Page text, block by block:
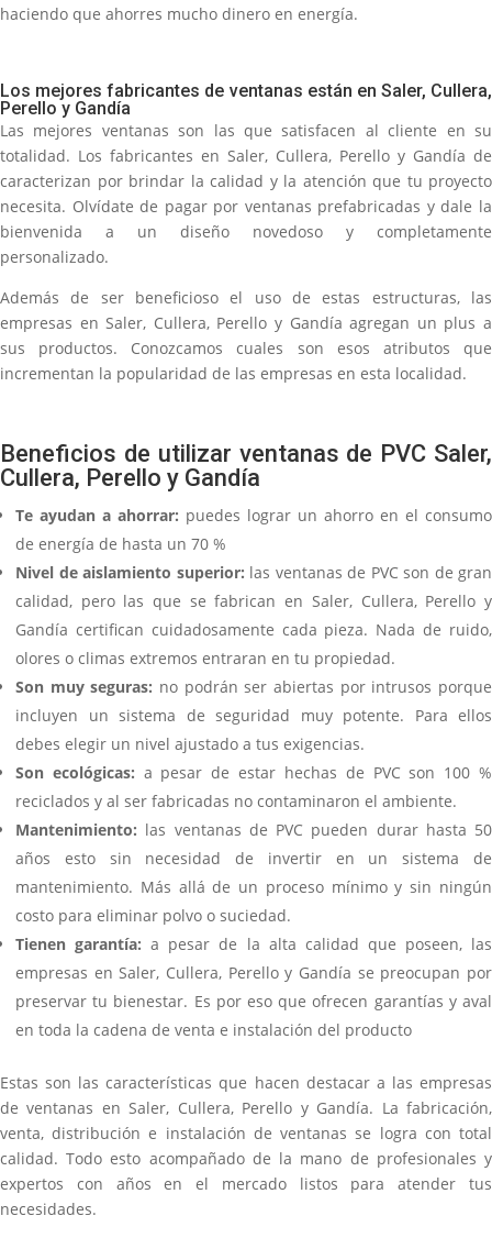
haciendo que ahorres mucho dinero en energía.
Los mejores fabricantes de ventanas están en Saler, Cullera,
Perello y Gandía
Las mejores ventanas son las que satisfacen al cliente en su
totalidad. Los fabricantes en Saler, Cullera, Perello y Gandía de
caracterizan por brindar la calidad y la atención que tu proyecto
necesita. Olvídate de pagar por ventanas prefabricadas y dale la
bienvenida a un diseño novedoso y completamente
personalizado.
Además de ser beneficioso el uso de estas estructuras, las
empresas en Saler, Cullera, Perello y Gandía agregan un plus a
sus productos. Conozcamos cuales son esos atributos que
incrementan la popularidad de las empresas en esta localidad.
Beneficios de utilizar ventanas de PVC Saler,
Cullera, Perello y Gandía
Te ayudan a ahorrar: puedes lograr un ahorro en el consumo
de energía de hasta un 70 %
Nivel de aislamiento superior: las ventanas de PVC son de gran
calidad, pero las que se fabrican en Saler, Cullera, Perello y
Gandía certifican cuidadosamente cada pieza. Nada de ruido,
olores o climas extremos entraran en tu propiedad.
Son muy seguras: no podrán ser abiertas por intrusos porque
incluyen un sistema de seguridad muy potente. Para ellos
debes elegir un nivel ajustado a tus exigencias.
Son ecológicas: a pesar de estar hechas de PVC son 100 %
reciclados y al ser fabricadas no contaminaron el ambiente.
Mantenimiento: las ventanas de PVC pueden durar hasta 50
años esto sin necesidad de invertir en un sistema de
mantenimiento. Más allá de un proceso mínimo y sin ningún
costo para eliminar polvo o suciedad.
Tienen garantía: a pesar de la alta calidad que poseen, las
empresas en Saler, Cullera, Perello y Gandía se preocupan por
preservar tu bienestar. Es por eso que ofrecen garantías y aval
en toda la cadena de venta e instalación del producto
Estas son las características que hacen destacar a las empresas
de ventanas en Saler, Cullera, Perello y Gandía. La fabricación,
venta, distribución e instalación de ventanas se logra con total
calidad. Todo esto acompañado de la mano de profesionales y
expertos con años en el mercado listos para atender tus
necesidades.